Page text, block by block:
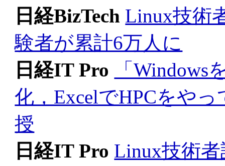
日経BizTech Linux技術
験者が累計6万人に
日経IT Pro
「
化，ExcelでHPCをや
授
日経IT Pro Linux技術